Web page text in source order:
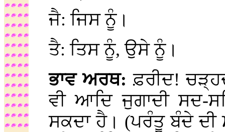
ਜੈ: ਜਿਸ ਨੂੰ।
ਤੈ: ਤਿਸ ਨੂੰ, ਉਸੇ ਨੂੰ।
ਭਾਵ ਅਰਥ:ਫ਼ਰੀਦ!
ਵੀ ਆਦਿ ਜੁਗਾਦੀ ਸਦ-
ਸਕਦਾ ਹੈ। (ਪਰੰਤੂ ਬੰਦੇ ਦੀ